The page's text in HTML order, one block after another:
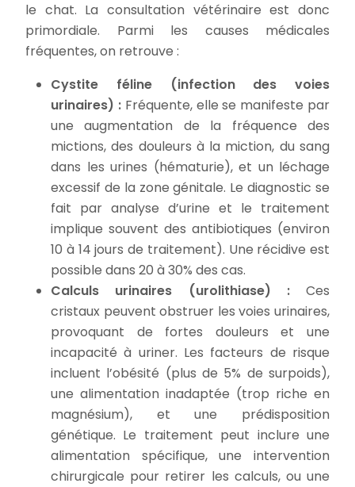
le chat. La consultation vétérinaire est donc
primordiale. Parmi les causes médicales
fréquentes, on retrouve :
Cystite féline (infection des voies
urinaires) : Fréquente, elle se manifeste par
une augmentation de la fréquence des
mictions, des douleurs à la miction, du sang
dans les urines (hématurie), et un léchage
excessif de la zone génitale. Le diagnostic se
fait par analyse d’urine et le traitement
implique souvent des antibiotiques (environ
10 à 14 jours de traitement). Une récidive est
possible dans 20 à 30% des cas.
Calculs urinaires (urolithiase) : Ces
cristaux peuvent obstruer les voies urinaires,
provoquant de fortes douleurs et une
incapacité à uriner. Les facteurs de risque
incluent l’obésité (plus de 5% de surpoids),
une alimentation inadaptée (trop riche en
magnésium), et une prédisposition
génétique. Le traitement peut inclure une
alimentation spécifique, une intervention
chirurgicale pour retirer les calculs, ou une